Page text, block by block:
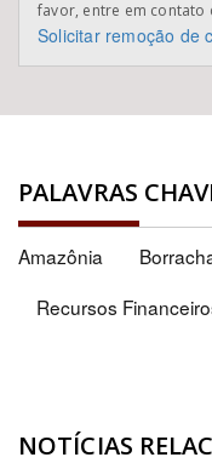
favor, entre em contato
Solicitar remoção de
PALAVRAS
Amazônia
Recursos
NOTÍCIAS